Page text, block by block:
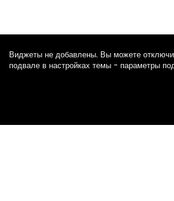
Виджеты не добавлены. Вы можете
подвале в настройках темы - параметры